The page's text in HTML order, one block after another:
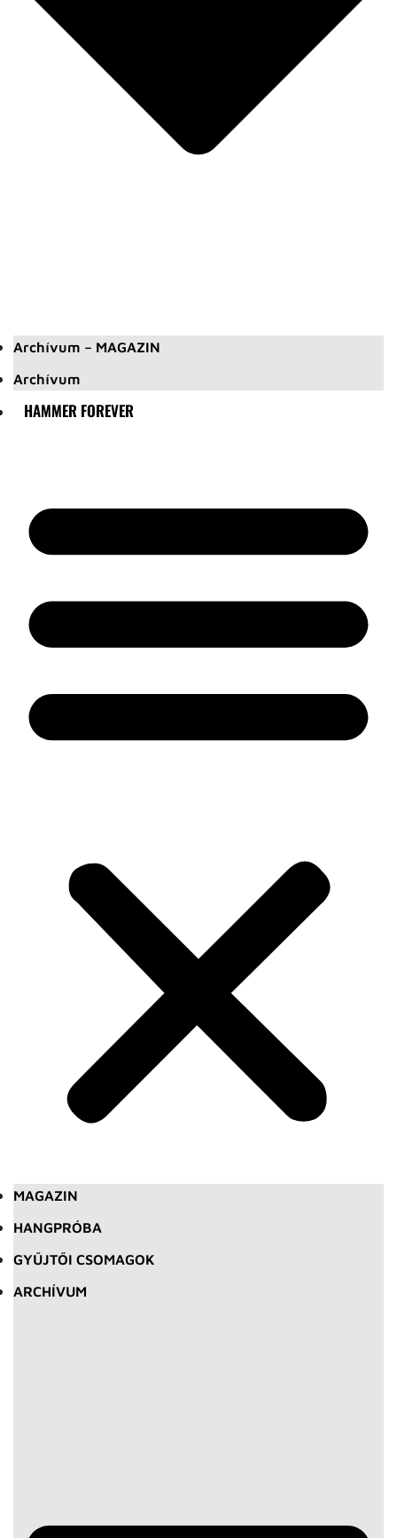
Archívum – MAGAZIN
Archívum
HAMMER FOREVER
MAGAZIN
HANGPRÓBA
GYŰJTŐI CSOMAGOK
ARCHÍVUM